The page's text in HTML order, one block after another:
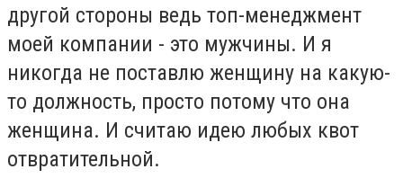
другой стороны ведь топ-менеджмент
моей компании - это мужчины. И я
никогда не поставлю женщину на какую-
то должность, просто потому что она
женщина. И считаю идею любых квот
отвратительной.